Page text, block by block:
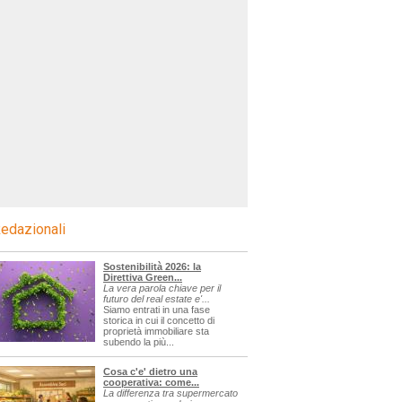
Sostenibilità 2026: la
Direttiva Green...
La vera parola chiave per il
futuro del real estate e'...
Siamo entrati in una fase
storica in cui il concetto di
proprietà immobiliare sta
subendo la più...
Cosa c'e' dietro una
cooperativa: come...
La differenza tra supermercato